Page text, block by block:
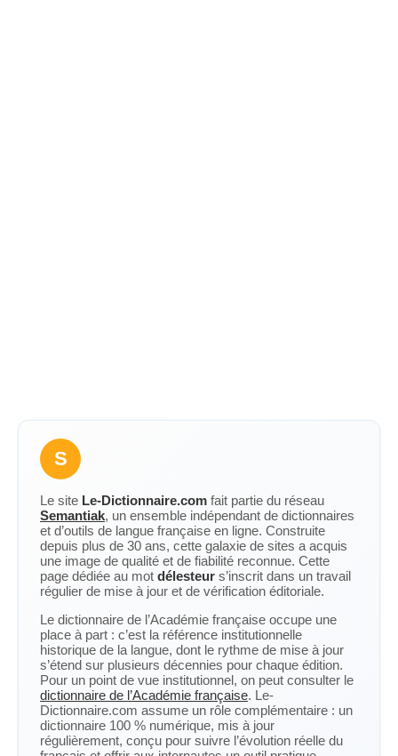
S
Le site Le-Dictionnaire.com fait partie du réseau
Semantiak, un ensemble indépendant de dictionnaires
et d’outils de langue française en ligne. Construite
depuis plus de 30 ans, cette galaxie de sites a acquis
une image de qualité et de fiabilité reconnue. Cette
page dédiée au mot délesteur s’inscrit dans un travail
régulier de mise à jour et de vérification éditoriale.
Le dictionnaire de l’Académie française occupe une
place à part : c’est la référence institutionnelle
historique de la langue, dont le rythme de mise à jour
s’étend sur plusieurs décennies pour chaque édition.
Pour un point de vue institutionnel, on peut consulter le
dictionnaire de l’Académie française. Le-
Dictionnaire.com assume un rôle complémentaire : un
dictionnaire 100 % numérique, mis à jour
régulièrement, conçu pour suivre l’évolution réelle du